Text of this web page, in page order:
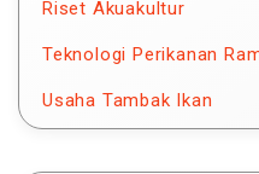
Riset Akuakultur
Teknologi Perikanan
Usaha Tambak Ikan